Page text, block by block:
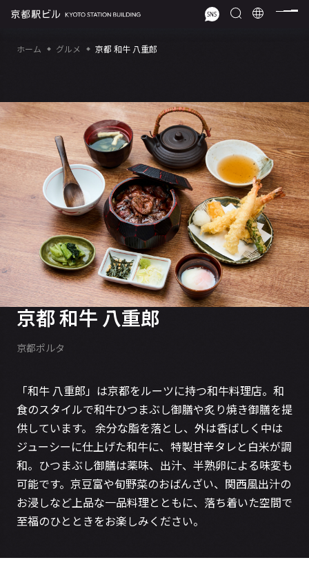
ホーム グルメ 京都 和牛 八重郎
京都 和牛 八重郎
京都ポルタ
「和牛 八重郎」は京都をルーツに持つ和牛料理店。和
食のスタイルで和牛ひつまぶし御膳や炙り焼き御膳を提
供しています。 余分な脂を落とし、外は香ばしく中は
ジューシーに仕上げた和牛に、特製甘辛タレと白米が調
和。ひつまぶし御膳は薬味、出汁、半熟卵による味変も
可能です。京豆富や旬野菜のおばんざい、関西風出汁の
お浸しなど上品な一品料理とともに、落ち着いた空間で
至福のひとときをお楽しみください。